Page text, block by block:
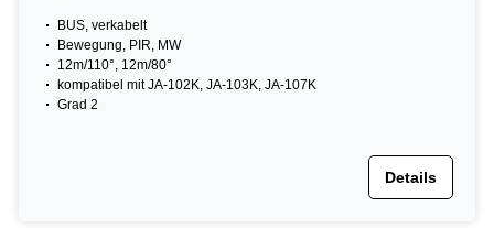
BUS, verkabelt
Bewegung, PIR, MW
12m/110°, 12m/80°
kompatibel mit JA-102K, JA-103K, JA-107K
Grad 2
Details